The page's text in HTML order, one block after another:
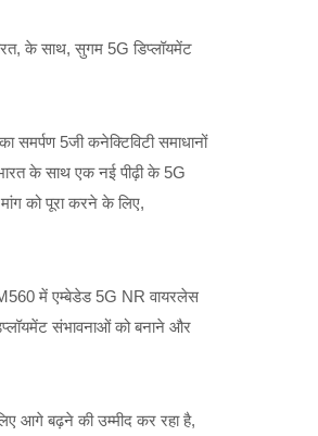
के साथ, सुगम 5G डिप्लॉयमेंट
5जी कनेक्टिविटी समाधानों
के साथ एक नई पीढ़ी के 5G
को पूरा करने के लिए,
में एम्बेडेड 5G NR वायरलेस
संभावनाओं को बनाने और
आगे बढ़ने की उम्मीद कर रहा है,